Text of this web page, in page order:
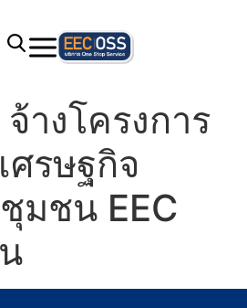
จ้างโครงการ
ศรษฐกิจ
มชน EEC